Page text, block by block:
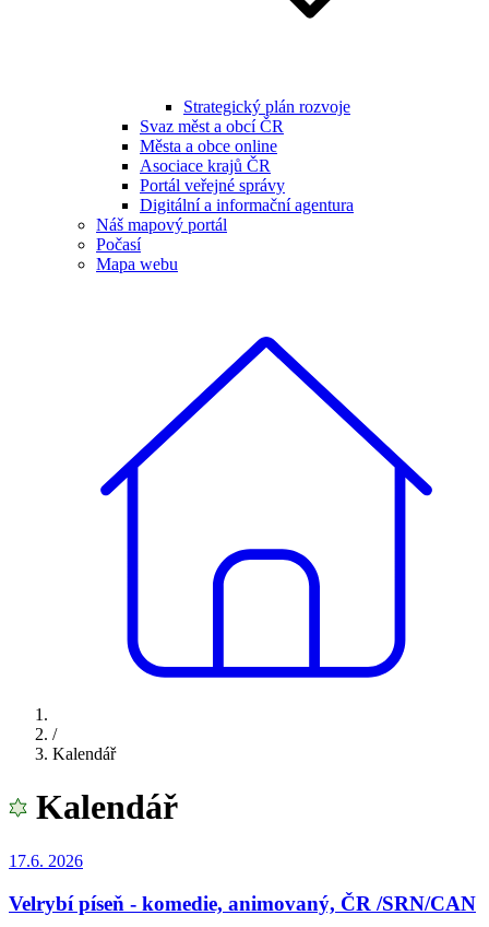
Strategický plán rozvoje
Svaz měst a obcí ČR
Města a obce online
Asociace krajů ČR
Portál veřejné správy
Digitální a informační agentura
Náš mapový portál
Počasí
Mapa webu
/
Kalendář
Kalendář
17.6. 2026
Velrybí píseň - komedie, animovaný, ČR /SRN/CAN